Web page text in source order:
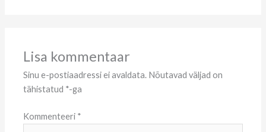
Lisa kommentaar
Sinu e-postiaadressi ei avaldata. Nõutavad väljad on
tähistatud *-ga
Kommenteeri *